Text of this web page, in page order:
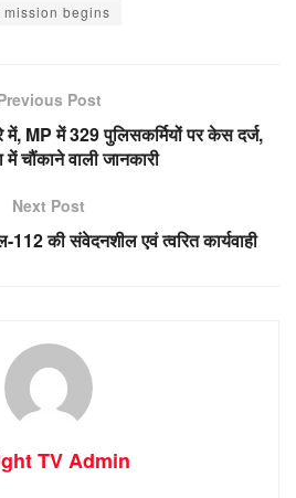
begins
Post
MP में 329 पुलिसकर्मियों पर केस दर्ज,
में चौंकाने वाली जानकारी
Next Post
की संवेदनशील एवं त्वरित कार्यवाही
TV Admin